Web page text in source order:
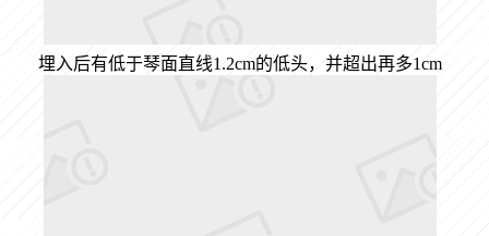
埋入后有低于琴面直线1.2cm的低头，并超出再多1cm